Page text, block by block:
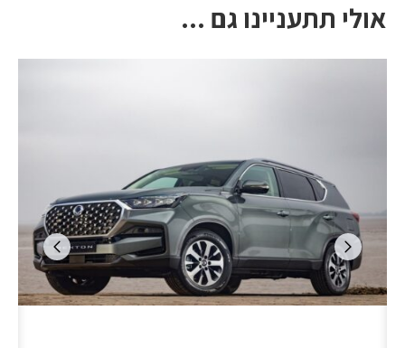
אולי תתעניינו גם ...